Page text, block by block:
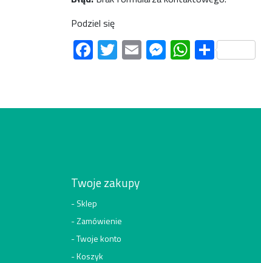
Podziel się
Facebook
Twitter
EmailMessenger
WhatsApp
Share
Twoje zakupy
Sklep
Zamówienie
Twoje konto
Koszyk